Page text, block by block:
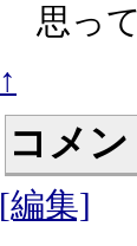
思っ
↑
コメン
[編集]